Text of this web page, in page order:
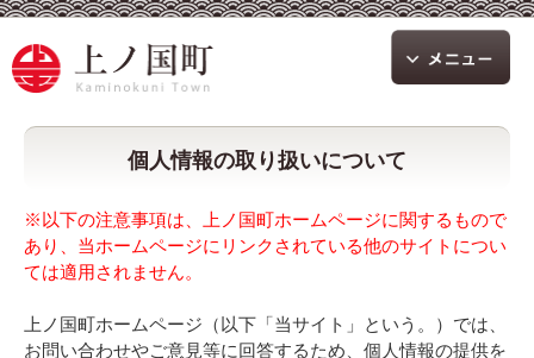
個人情報の取り扱いについて
※以下の注意事項は、上ノ国町ホームページに関するもので
あり、当ホームページにリンクされている他のサイトについ
ては適用されません。
上ノ国町ホームページ（以下「当サイト」という。）では、
お問い合わせやご意見等に回答するため、個人情報の提供を